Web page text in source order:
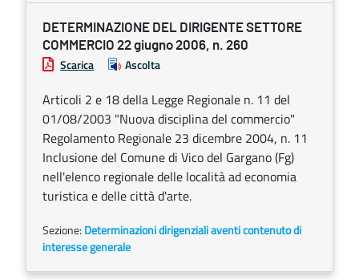
DETERMINAZIONE DEL DIRIGENTE SETTORE
COMMERCIO 22 giugno 2006, n. 260
Scarica Ascolta
Articoli 2 e 18 della Legge Regionale n. 11 del
01/08/2003 "Nuova disciplina del commercio"
Regolamento Regionale 23 dicembre 2004, n. 11
Inclusione del Comune di Vico del Gargano (Fg)
nell'elenco regionale delle località ad economia
turistica e delle città d'arte.
Sezione: Determinazioni dirigenziali aventi contenuto di
interesse generale